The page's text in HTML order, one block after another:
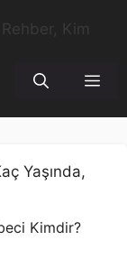
Kimdir?